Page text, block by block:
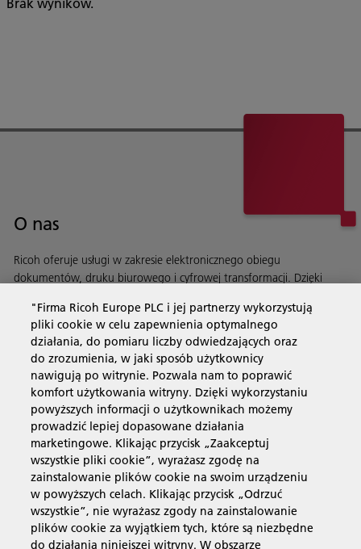
O nas
Ricoh oferuje usługi w zakresie elektronicznego obiegu
dokumentów, druku biurowego i cyfrowej transformacji. Dzięki
Dowiedz się więcej o naszej historii i naszych działaniach
Usługi biznesowe
Produkty i usługi
Wsparcie i kontakt
"Firma Ricoh Europe PLC i jej partnerzy wykorzystują
pliki cookie w celu zapewnienia optymalnego
działania, do pomiaru liczby odwiedzających oraz
do zrozumienia, w jaki sposób użytkownicy
nawigują po witrynie. Pozwala nam to poprawić
komfort użytkowania witryny. Dzięki wykorzystaniu
powyższych informacji o użytkownikach możemy
prowadzić lepiej dopasowane działania
marketingowe. Klikając przycisk „Zaakceptuj
wszystkie pliki cookie”, wyrażasz zgodę na
zainstalowanie plików cookie na swoim urządzeniu
w powyższych celach. Klikając przycisk „Odrzuć
wszystkie”, nie wyrażasz zgody na zainstalowanie
plików cookie za wyjątkiem tych, które są niezbędne
do działania niniejszej witryny. W obszarze